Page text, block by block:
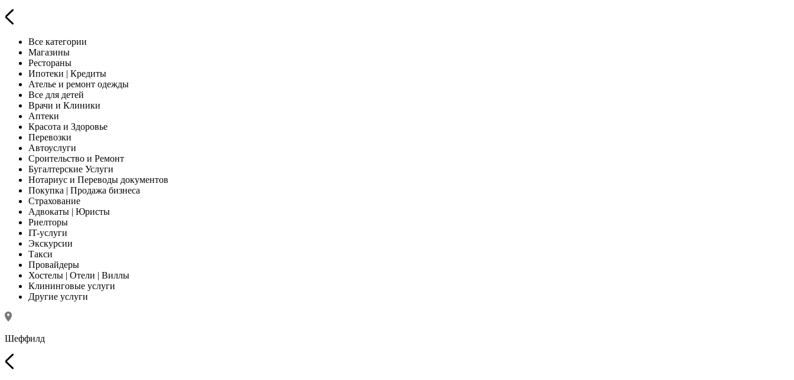
Все категории
Магазины
Рестораны
Ипотеки | Кредиты
Ателье и ремонт одежды
Все для детей
Врачи и Клиники
Аптеки
Красота и Здоровье
Перевозки
Автоуслуги
Сроительство и Ремонт
Бугалтерские Услуги
Нотариус и Переводы документов
Покупка | Продажа бизнеса
Страхование
Адвокаты | Юристы
Риелторы
IT-услуги
Экскурсии
Такси
Провайдеры
Хостелы | Отели | Виллы
Клининговые услуги
Другие услуги
Шеффилд